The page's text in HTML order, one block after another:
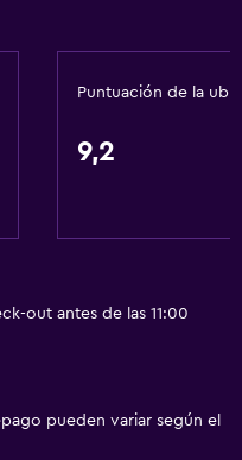
Puntuación de la
9,2
out antes de las 11:00
pueden variar según el